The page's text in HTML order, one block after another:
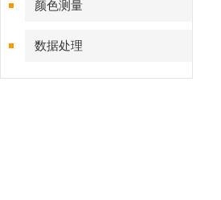
颜色测量
数据处理